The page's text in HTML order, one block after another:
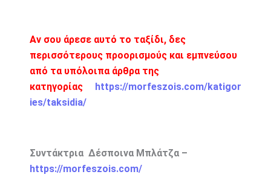
Αν σου άρεσε αυτό το ταξίδι, δες
περισσότερους προορισμούς και εμπνεύσου
από τα υπόλοιπα άρθρα της
κατηγορίας
https://morfeszois.com/katigor
ies/taksidia/
Συντάκτρια Δέσποινα Μπλάτζα –
https://morfeszois.com/